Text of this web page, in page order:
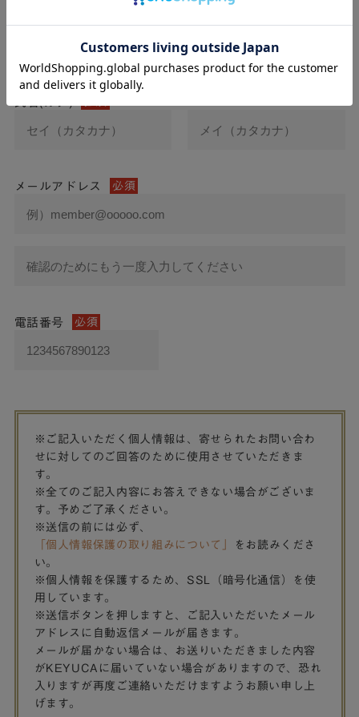
メールアドレス 必須
電話番号 必須
※ご記入いただく個人情報は、寄せられたお問い合わ
せに対してのご回答のために使用させていただきま
す。
※全てのご記入内容にお答えできない場合がございま
す。予めご了承ください。
※送信の前には必ず、
「個人情報保護の取り組みについて」
をお読みくださ
い。
※個人情報を保護するため、SSL（暗号化通信）を使
用しています。
※送信ボタンを押しますと、ご記入いただいたメール
アドレスに自動返信メールが届きます。
メールが届かない場合は、お送りいただきました内容
がKEYUCAに届いていない場合がありますので、恐れ
入りますが再度ご連絡いただけますようお願い申し上
げます。